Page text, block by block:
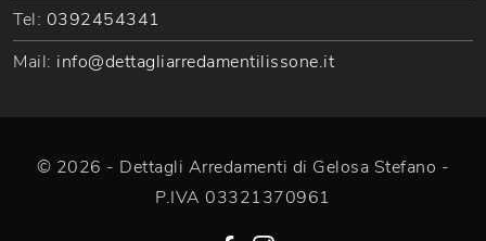
Tel: 0392454341
Mail: info@dettagliarredamentilissone.it
© 2026 - Dettagli Arredamenti di Gelosa Stefano -
P.IVA 03321370961